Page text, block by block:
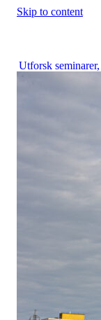
Skip to content
Utforsk